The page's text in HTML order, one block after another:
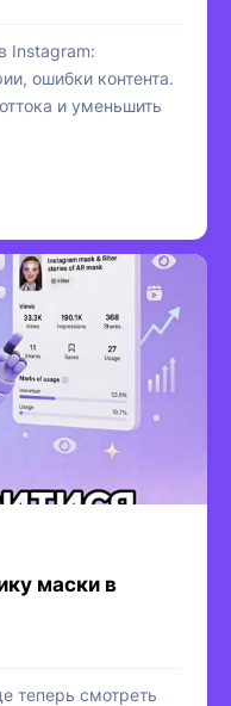
Instagram:
ошибки контента.
и уменьшить
маски в
теперь смотреть